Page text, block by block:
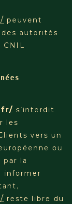
peuvent
autorités
s’interdit
les
vers un
ou
par la
informer
reste libre du